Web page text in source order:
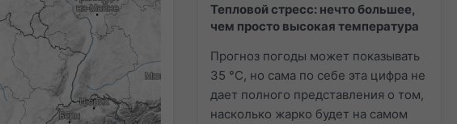
Тепловой стресс: нечто большее,
чем просто высокая температура
Прогноз погоды может показывать
35 °C, но сама по себе эта цифра не
дает полного представления о том,
насколько жарко будет на самом